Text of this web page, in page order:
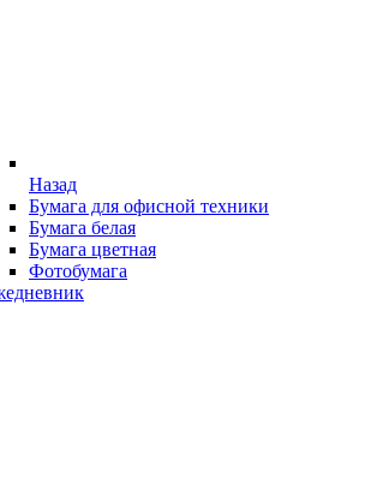
Назад
Бумага для офисной техники
Бумага белая
Бумага цветная
Фотобумага